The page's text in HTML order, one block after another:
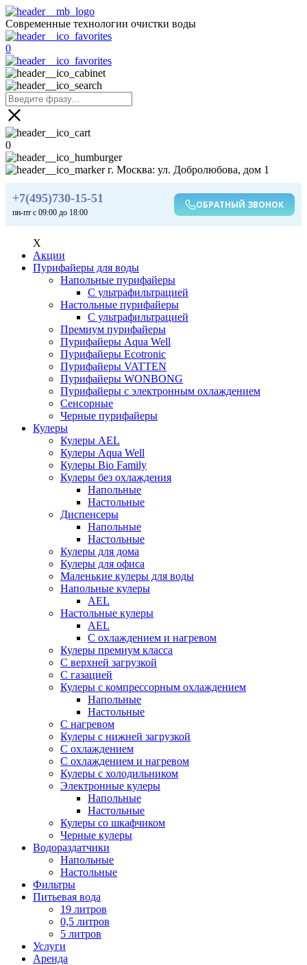
Современные технологии очистки воды
0
0
г. Москва: ул. Добролюбова, дом 1
+7(495)730-15-51
пн-пт с 09:00 до 18:00
ОБРАТНЫЙ ЗВОНОК
X
Акции
Пурифайеры для воды
Напольные пурифайеры
С ультрафильтрацией
Настольные пурифайеры
С ультрафильтрацией
Премиум пурифайеры
Пурифайеры Aqua Well
Пурифайеры Ecotronic
Пурифайеры VATTEN
Пурифайеры WONBONG
Пурифайеры с электронным охлаждением
Сенсорные
Черные пурифайеры
Кулеры
Кулеры AEL
Кулеры Aqua Well
Кулеры Bio Family
Кулеры без охлаждения
Напольные
Настольные
Диспенсеры
Напольные
Настольные
Кулеры для дома
Кулеры для офиса
Маленькие кулеры для воды
Напольные кулеры
AEL
Настольные кулеры
AEL
С охлаждением и нагревом
Кулеры премиум класса
С верхней загрузкой
С газацией
Кулеры с компрессорным охлаждением
Напольные
Настольные
С нагревом
Кулеры с нижней загрузкой
С охлаждением
С охлаждением и нагревом
Кулеры с холодильником
Электронные кулеры
Напольные
Настольные
Кулеры со шкафчиком
Черные кулеры
Водораздатчики
Напольные
Настольные
Фильтры
Питьевая вода
19 литров
0,5 литров
5 литров
Услуги
Аренда